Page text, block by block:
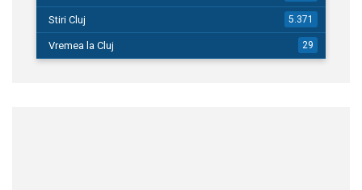
Stiri Cluj 5.371
Vremea la Cluj 29